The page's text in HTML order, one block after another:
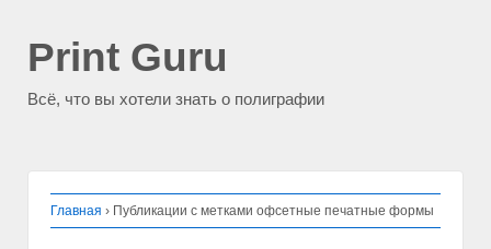
Print Guru
Всё, что вы хотели знать о полиграфии
Главная › Публикации с метками офсетные печатные формы